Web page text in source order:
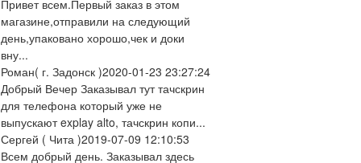
Привет всем.Первый заказ в этом
магазине,отправили на следующий
день,упаковано хорошо,чек и доки
вну...
Роман( г. Задонск )2020-01-23 23:27:24
Добрый Вечер Заказывал тут тачскрин
для телефона который уже не
выпускают explay alto, тачскрин копи...
Сергей ( Чита )2019-07-09 12:10:53
Всем добрый день. Заказывал здесь